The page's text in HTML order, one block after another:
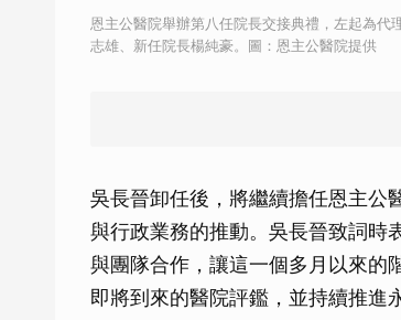
恩主公醫院舉辦第八任院長交接典禮，左起為
志雄、新任院長楊純豪。圖：恩主公醫院提供
吳長晉卸任後，將繼續擔任恩主公
與行政業務的推動。吳長晉致詞時
與團隊合作，讓這一個多月以來的
即將到來的醫院評鑑，並持續推進